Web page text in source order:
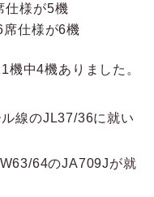
様が5機
仕様が6機
機中4機ありました。
線のJL37/36に就い
64のJA709Jが就